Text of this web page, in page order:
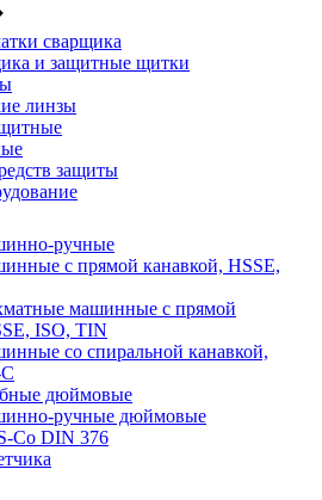
сварщика
и защитные щитки
линзы
защиты
ручные
с прямой канавкой, HSSE,
машинные с прямой
ISO, TIN
со спиральной канавкой,
дюймовые
ручные дюймовые
Co DIN 376